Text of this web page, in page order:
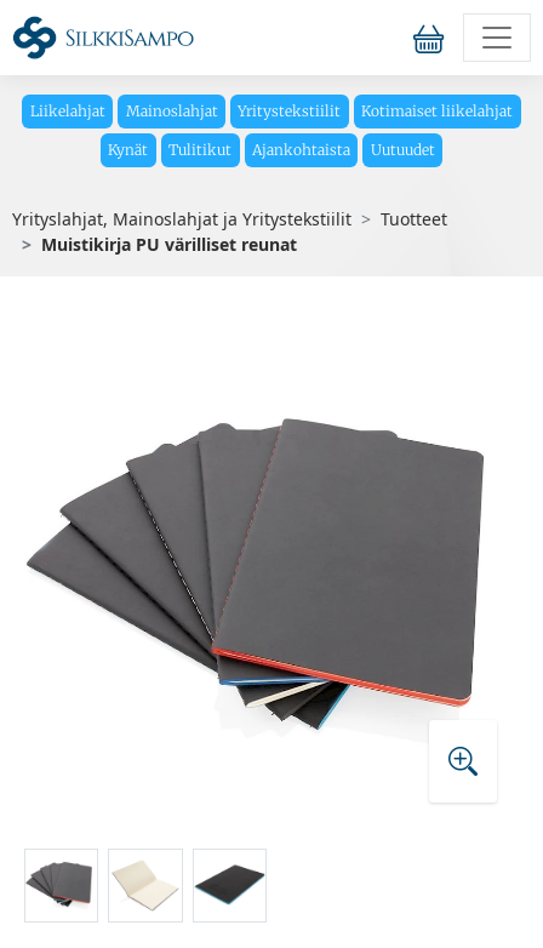
Liikelahjat Mainoslahjat Yritystekstiilit Kotimaiset liikelahjat
Kynät Tulitikut Ajankohtaista Uutuudet
Yrityslahjat, Mainoslahjat ja Yritystekstiilit
Tuotteet
Muistikirja PU värilliset reunat